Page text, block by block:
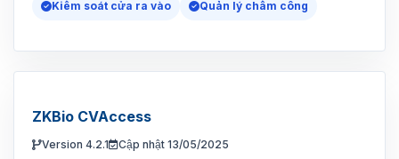
Kiểm soát cửa ra vào Quản lý chấm công
ZKBio CVAccess
Version 4.2.1 Cập nhật 13/05/2025